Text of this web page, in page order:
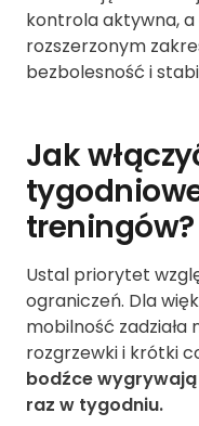
kontrola aktywna,
rozszerzonym
bezbolesność i
Jak
treningów?
Ustal priorytet
ograniczeń. Dla
mobilność zadziała
rozgrzewki i krótki
bodźce wygrywają
raz w tygodniu.